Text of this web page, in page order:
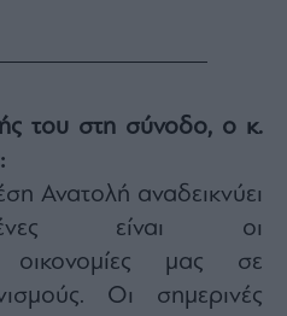
του στη σύνοδο, ο κ.
Ανατολή αναδεικνύει
είναι οι
οικονομίες μας σε
Οι σημερινές